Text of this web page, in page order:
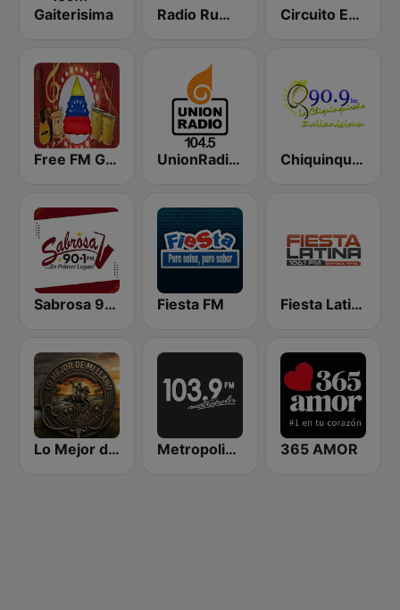
Gaiterisima Radio Rumbos Circuito Exitos 99.9 FM
Free FM Gaita UnionRadio 104.5 Chiquinquireña
Sabrosa 90.1 FM Fiesta FM Fiesta Latina 106.1 FM
Lo Mejor de Mi Llano Metropolis 103.9 FM 365 AMOR